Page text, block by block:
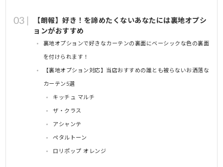
【朗報】好き！を諦めたくないあなたには裏地オプシ
ョンがおすすめ
裏地オプションで好きなカーテンの裏面にベーシックな色の裏面
を付けられます！
【裏地オプション対応】当店おすすめの誰とも被らないお洒落な
カーテン5選
キッチュ マルチ
ザ・クラス
アシャンテ
ペタルトーン
ロリポップ オレンジ